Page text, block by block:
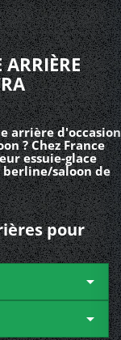
arrière d'occasion
? Chez France
essuie-glace
berline/saloon de
pour

